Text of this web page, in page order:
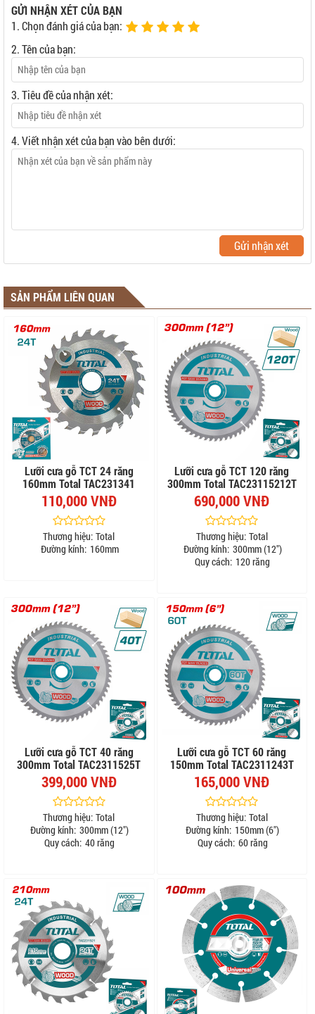
GỬI NHẬN XÉT CỦA BẠN
1. Chọn đánh giá của bạn:
2. Tên của bạn:
3. Tiêu đề của nhận xét:
4. Viết nhận xét của bạn vào bên dưới:
Gửi nhận xét
SẢN PHẨM LIÊN QUAN
Lưỡi cưa gỗ TCT 24 răng
160mm Total TAC231341
110,000 VNĐ
Thương hiệu: Total
Đường kính: 160mm
Lưỡi cưa gỗ TCT 120 răng
300mm Total TAC23115212T
690,000 VNĐ
Thương hiệu: Total
Đường kính: 300mm (12")
Quy cách: 120 răng
Lưỡi cưa gỗ TCT 40 răng
300mm Total TAC2311525T
399,000 VNĐ
Thương hiệu: Total
Đường kính: 300mm (12")
Quy cách: 40 răng
Lưỡi cưa gỗ TCT 60 răng
150mm Total TAC2311243T
165,000 VNĐ
Thương hiệu: Total
Đường kính: 150mm (6")
Quy cách: 60 răng